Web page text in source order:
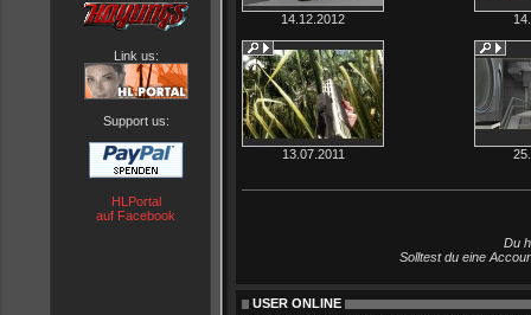
Link us:
Support us:
HLPortal
auf Facebook
14.12.2012
13.07.2011
Du
Solltest du eine
USER ONLINE